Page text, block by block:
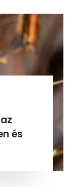
és